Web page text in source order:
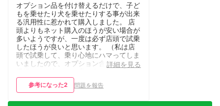
オプション品を付け替えるだけで、子ど
もを乗せたり犬を乗せたりする事が出来
る汎用性に惹かれて購入しました。 店
頭よりもネット購入のほうが安い場合が
多いようですが、一度は必ず店頭で試乗
したほうが良いと思います。 （私は店
頭で試乗して、乗り心地にハマってしま
いましたので、オプション含めてどれを
えました。） 走破性能は子どもや犬の
重量が〜15kg程度までならハンドル動
詳細を見る
参考になった2 問題を報告